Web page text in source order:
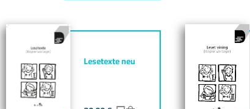
Lesetexte neu